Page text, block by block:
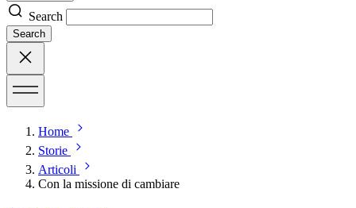
Search
Search
Home
Storie
Articoli
Con la missione di cambiare